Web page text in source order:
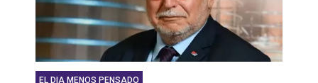
EL DIA MENOS PENSADO